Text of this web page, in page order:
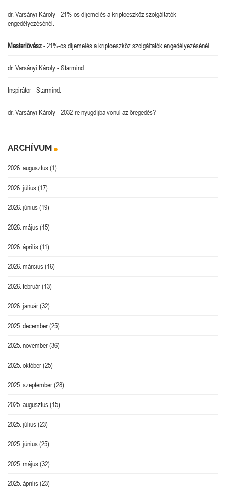
dr. Varsányi Károly-21%-os díjemelés a kriptoeszköz szolgáltatók
engedélyezésénél.
Mesterlövész-21%-os díjemelés a kriptoeszköz szolgáltatók engedélyezésénél.
dr. Varsányi Károly-Starmind.
Inspirátor-Starmind.
dr. Varsányi Károly-2032-re nyugdíjba vonul az öregedés?
ARCHÍVUM
2026. augusztus(1)
2026. július(17)
2026. június(19)
2026. május(15)
2026. április(11)
2026. március(16)
2026. február(13)
2026. január(32)
2025. december(25)
2025. november(36)
2025. október(25)
2025. szeptember(28)
2025. augusztus(15)
2025. július(23)
2025. június(25)
2025. május(32)
2025. április(23)